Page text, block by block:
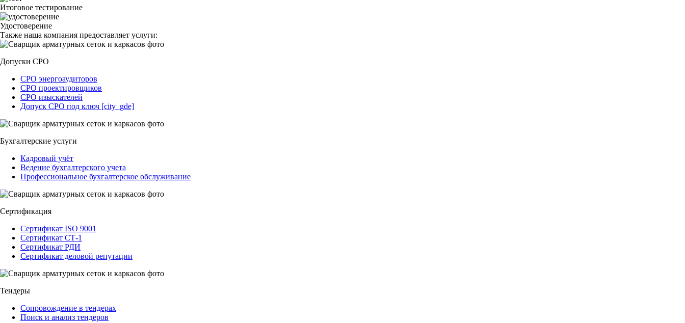
Итоговое тестирование
Удостоверение
Также наша компания предоставляет услуги:
Допуски СРО
СРО энергоаудиторов
СРО проектировщиков
СРО изыскателей
Допуск СРО под ключ [city_gde]
Бухгалтерские услуги
Кадровый учёт
Ведение бухгалтерского учета
Профессиональное бухгалтерское обслуживание
Сертификация
Сертификат ISO 9001
Сертификат СТ-1
Сертификат РДИ
Сертификат деловой репутации
Тендеры
Сопровождение в тендерах
Поиск и анализ тендеров